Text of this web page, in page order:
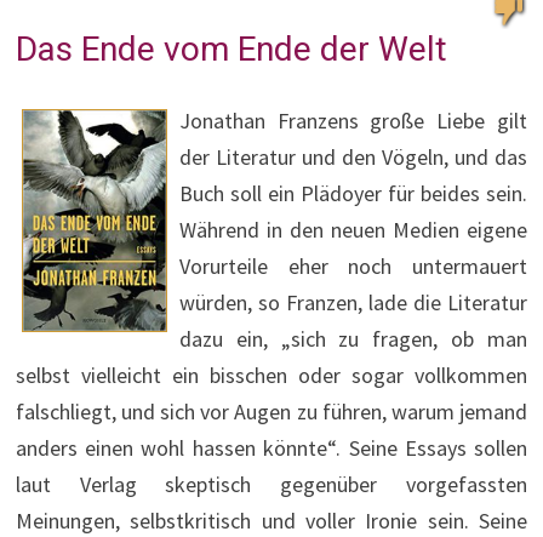
Das Ende vom Ende der Welt
Jonathan Franzens große Liebe gilt
der Literatur und den Vögeln, und das
Buch soll ein Plädoyer für beides sein.
Während in den neuen Medien eigene
Vorurteile eher noch untermauert
würden, so Franzen, lade die Literatur
dazu ein, „sich zu fragen, ob man
selbst vielleicht ein bisschen oder sogar vollkommen
falschliegt, und sich vor Augen zu führen, warum jemand
anders einen wohl hassen könnte“. Seine Essays sollen
laut Verlag skeptisch gegenüber vorgefassten
Meinungen, selbstkritisch und voller Ironie sein. Seine